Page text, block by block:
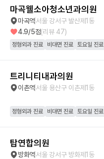
마곡웰소아청소년과의원
마곡역서울 강서구 발산제1동
4.9/5점(리뷰 47)
정형외과 진료 비대면 진료 토요일 진료
트리니티내과의원
이촌역서울 용산구 이촌제1동
정형외과 진료 비대면 진료 토요일 진료
탑연합의원
방화역서울 강서구 방화제1동